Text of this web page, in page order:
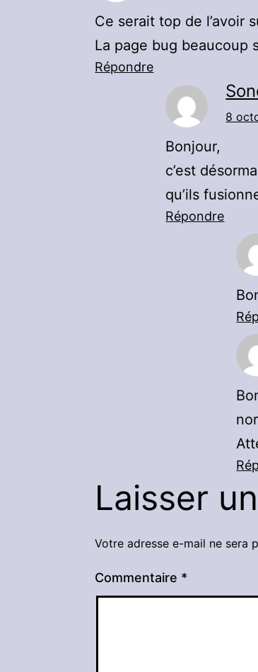
Ce serait top de l’avoir
La page bug beaucoup
Répondre
8
Bonjour,
c’est
qu’ils
Répondre
Laisser
Votre adresse e-mail ne sera
Commentaire *